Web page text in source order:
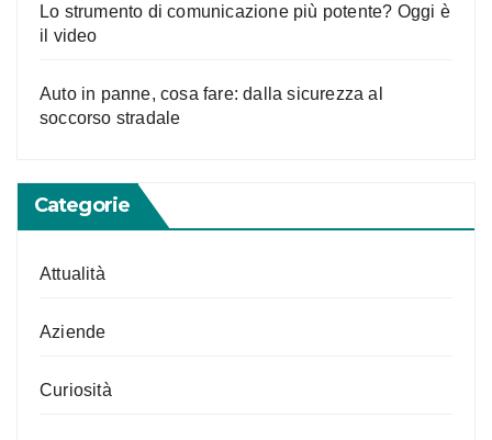
Lo strumento di comunicazione più potente? Oggi è
il video
Auto in panne, cosa fare: dalla sicurezza al
soccorso stradale
Categorie
Attualità
Aziende
Curiosità